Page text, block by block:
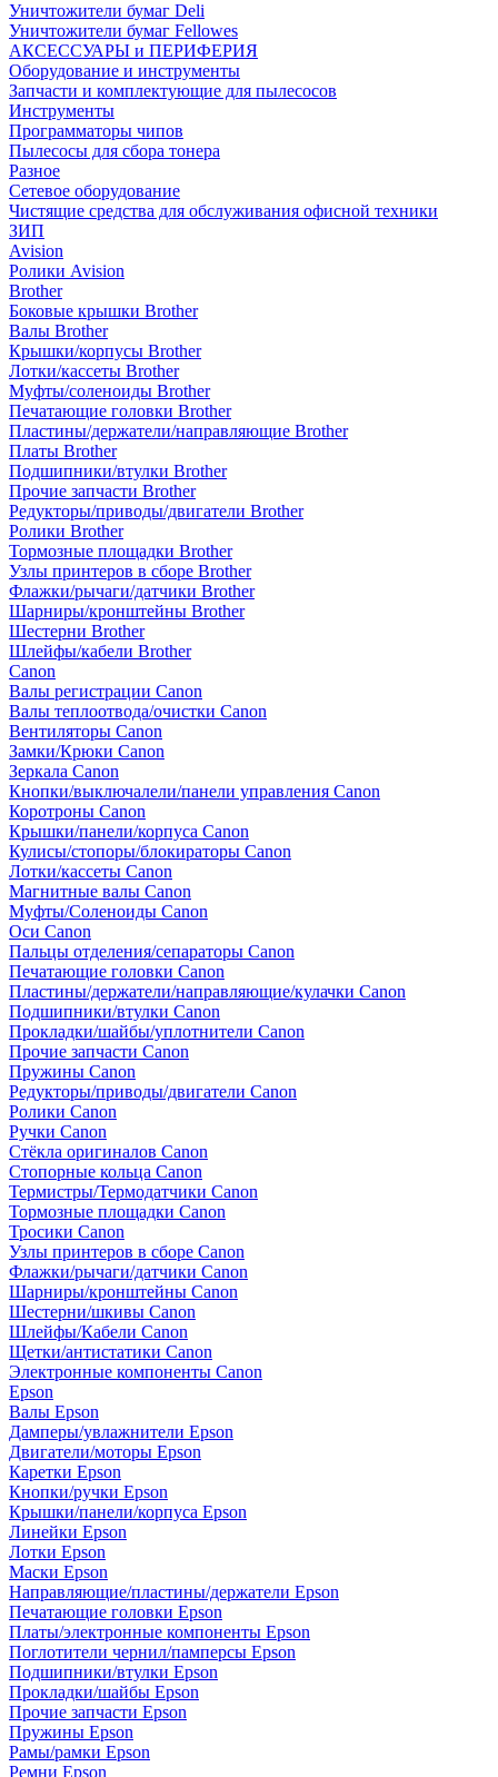
Уничтожители бумаг Deli
Уничтожители бумаг Fellowes
АКСЕССУАРЫ и ПЕРИФЕРИЯ
Оборудование и инструменты
Запчасти и комплектующие для пылесосов
Инструменты
Программаторы чипов
Пылесосы для сбора тонера
Разное
Сетевое оборудование
Чистящие средства для обслуживания офисной техники
ЗИП
Avision
Ролики Avision
Brother
Боковые крышки Brother
Валы Brother
Крышки/корпусы Brother
Лотки/кассеты Brother
Муфты/соленоиды Brother
Печатающие головки Brother
Пластины/держатели/направляющие Brother
Платы Brother
Подшипники/втулки Brother
Прочие запчасти Brother
Редукторы/приводы/двигатели Brother
Ролики Brother
Тормозные площадки Brother
Узлы принтеров в сборе Brother
Флажки/рычаги/датчики Brother
Шарниры/кронштейны Brother
Шестерни Brother
Шлейфы/кабели Brother
Canon
Валы регистрации Canon
Валы теплоотвода/очистки Canon
Вентиляторы Canon
Замки/Крюки Canon
Зеркала Canon
Кнопки/выключалели/панели управления Canon
Коротроны Canon
Крышки/панели/корпуса Canon
Кулисы/стопоры/блокираторы Canon
Лотки/кассеты Canon
Магнитные валы Canon
Муфты/Соленоиды Canon
Оси Canon
Пальцы отделения/сепараторы Canon
Печатающие головки Canon
Пластины/держатели/направляющие/кулачки Canon
Подшипники/втулки Canon
Прокладки/шайбы/уплотнители Canon
Прочие запчасти Canon
Пружины Canon
Редукторы/приводы/двигатели Canon
Ролики Canon
Ручки Canon
Стёкла оригиналов Canon
Стопорные кольца Canon
Термистры/Термодатчики Canon
Тормозные площадки Canon
Тросики Canon
Узлы принтеров в сборе Canon
Флажки/рычаги/датчики Canon
Шарниры/кронштейны Canon
Шестерни/шкивы Canon
Шлейфы/Кабели Canon
Щетки/антистатики Canon
Электронные компоненты Canon
Epson
Валы Epson
Дамперы/увлажнители Epson
Двигатели/моторы Epson
Каретки Epson
Кнопки/ручки Epson
Крышки/панели/корпуса Epson
Линейки Epson
Лотки Epson
Маски Epson
Направляющие/пластины/держатели Epson
Печатающие головки Epson
Платы/электронные компоненты Epson
Поглотители чернил/памперсы Epson
Подшипники/втулки Epson
Прокладки/шайбы Epson
Прочие запчасти Epson
Пружины Epson
Рамы/рамки Epson
Ремни Epson